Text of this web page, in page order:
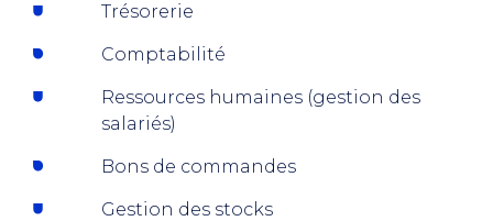
Trésorerie
Comptabilité
Ressources humaines (gestion des
salariés)
Bons de commandes
Gestion des stocks